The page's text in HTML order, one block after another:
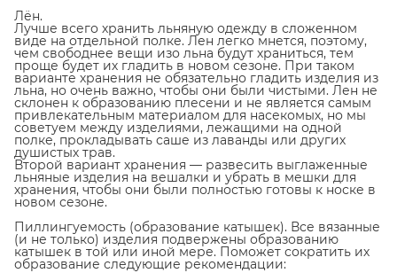
Лён.
Лучше всего хранить льняную одежду в сложенном
виде на отдельной полке. Лен легко мнется, поэтому,
чем свободнее вещи изо льна будут храниться, тем
проще будет их гладить в новом сезоне. При таком
варианте хранения не обязательно гладить изделия из
льна, но очень важно, чтобы они были чистыми. Лен не
склонен к образованию плесени и не является самым
привлекательным материалом для насекомых, но мы
советуем между изделиями, лежащими на одной
полке, прокладывать саше из лаванды или других
душистых трав.
Второй вариант хранения — развесить выглаженные
льняные изделия на вешалки и убрать в мешки для
хранения, чтобы они были полностью готовы к носке в
новом сезоне.
Пиллингуемость (образование катышек). Все вязанные
(и не только) изделия подвержены образованию
катышек в той или иной мере. Поможет сократить их
образование следующие рекомендации: